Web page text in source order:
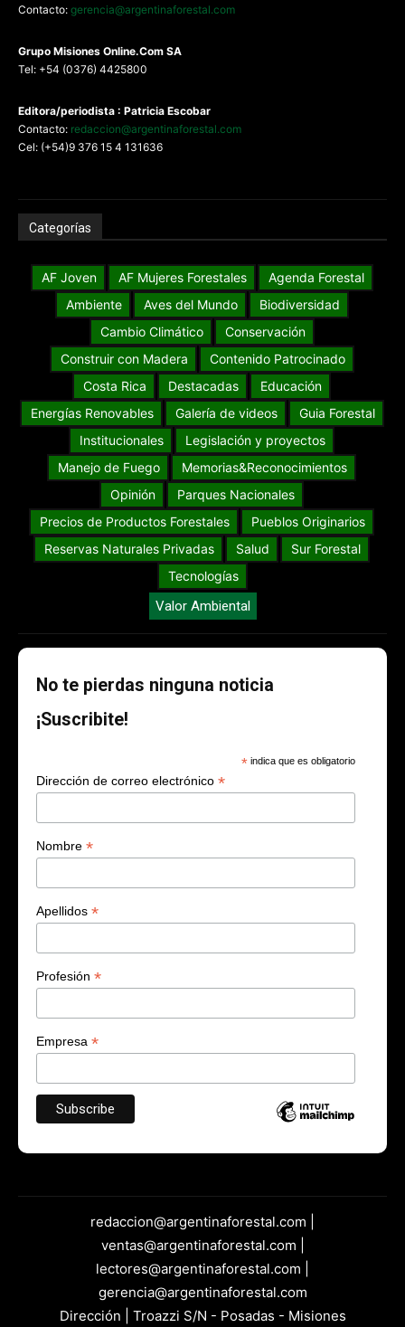
Contacto: gerencia@argentinaforestal.com
Grupo Misiones Online.Com SA
Tel: +54 (0376) 4425800
Editora/periodista : Patricia Escobar
Contacto: redaccion@argentinaforestal.com
Cel: (+54)9 376 15 4 131636
Categorías
AF Joven AF Mujeres Forestales
Agenda Forestal
Ambiente
Aves del Mundo
Biodiversidad
Cambio Climático
Conservación
Construir con Madera
Contenido Patrocinado
Costa Rica
Destacadas
Educación
Energías Renovables
Galería de videos
Guia Forestal
Institucionales
Legislación y proyectos
Manejo de Fuego
Memorias&Reconocimientos
Opinión
Parques Nacionales
Precios de Productos Forestales
Pueblos Originarios
Reservas Naturales Privadas
Salud
Sur Forestal
Tecnologías
Valor Ambiental
No te pierdas ninguna noticia
¡Suscribite!
* indica que es obligatorio
Dirección de correo electrónico *
Nombre *
Apellidos *
Profesión *
Empresa *
redaccion@argentinaforestal.com |
ventas@argentinaforestal.com |
lectores@argentinaforestal.com |
gerencia@argentinaforestal.com
Dirección | Troazzi S/N - Posadas - Misiones